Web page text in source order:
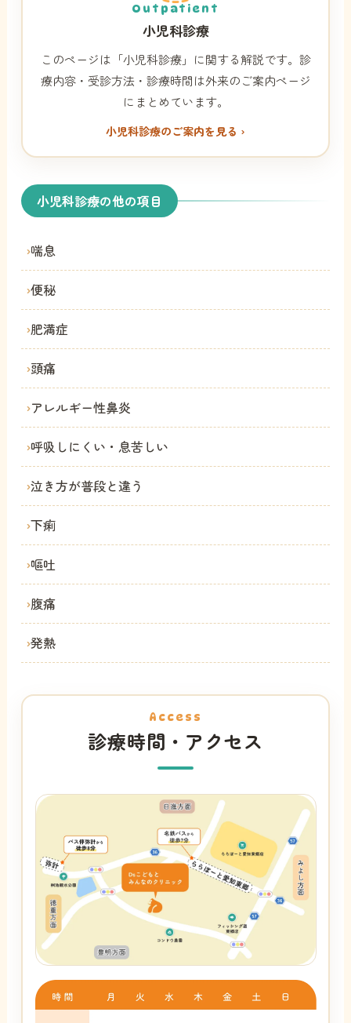
Outpatient
小児科診療
このページは「小児科診療」に関する解説です。診
療内容・受診方法・診療時間は外来のご案内ページ
にまとめています。
小児科診療のご案内を見る ›
小児科診療の他の項目
喘息
便秘
肥満症
頭痛
アレルギー性鼻炎
呼吸しにくい・息苦しい
泣き方が普段と違う
下痢
嘔吐
腹痛
発熱
Access
診療時間・アクセス